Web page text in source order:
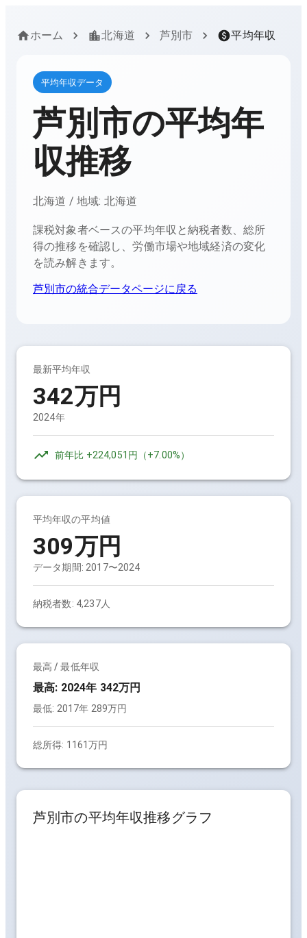
ホーム 北海道 芦別市 平均年収
平均年収データ
芦別市の平均年
収推移
北海道 / 地域: 北海道
課税対象者ベースの平均年収と納税者数、総所
得の推移を確認し、労働市場や地域経済の変化
を読み解きます。
芦別市の統合データページに戻る
最新平均年収
342万円
2024年
前年比 +224,051円 （+7.00%）
平均年収の平均値
309万円
データ期間: 2017〜2024
納税者数: 4,237人
最高 / 最低年収
最高: 2024年 342万円
最低: 2017年 289万円
総所得: 1161万円
芦別市の平均年収推移グラフ